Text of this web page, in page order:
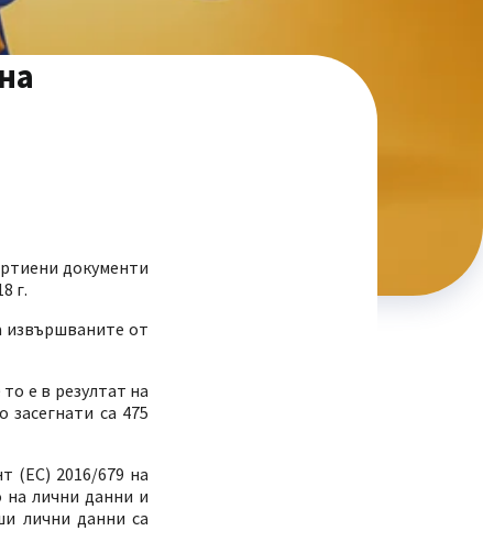
документи
г.
извършваните от
е в резултат на
са 475
(ЕС) 2016/679 на
на лични данни и
лични данни са